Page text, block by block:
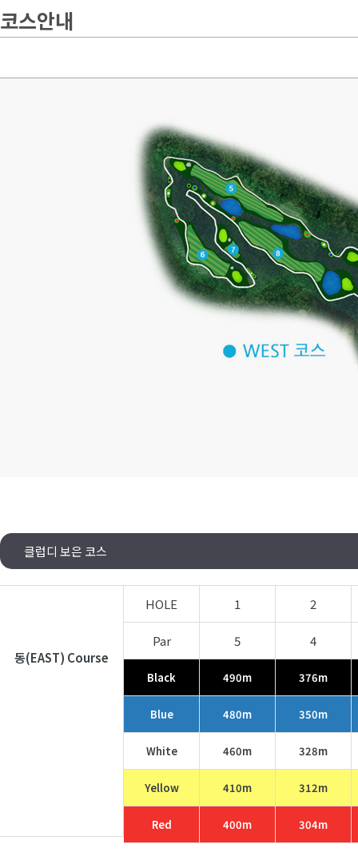
코스안내
클럽디 보은 코스
동(EAST) Course
HOLE 1 2
Par 5 4
Black 490m 376m
Blue 480m 350m
White 460m 328m
Yellow 410m 312m
Red 400m 304m